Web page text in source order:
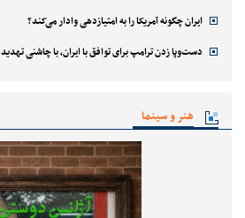
ایران چگونه آمریکا را به امتیازدهی وادار می‌کند؟
دست‌وپا زدن ترامپ برای توافق با ایران، با چاشنی تهدید
هنر و سینما